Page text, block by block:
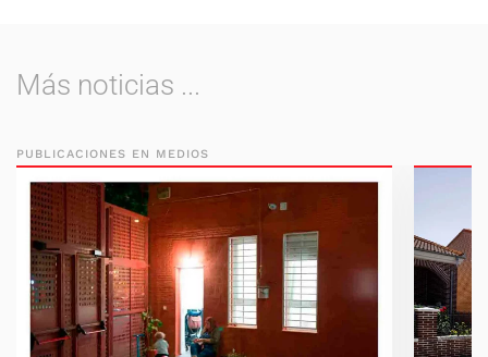
Más noticias ...
PUBLICACIONES EN MEDIOS